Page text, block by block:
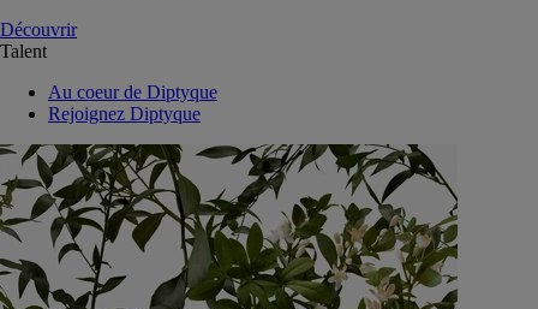
Découvrir
Talent
Au coeur de Diptyque
Rejoignez Diptyque